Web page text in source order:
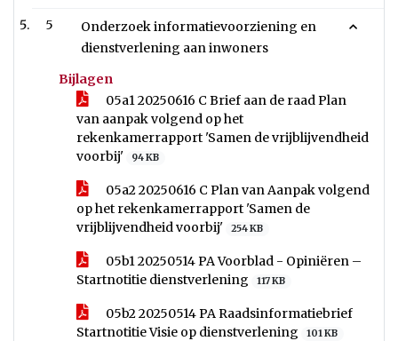
5
Onderzoek informatievoorziening en
dienstverlening aan inwoners
Bijlagen
05a1 20250616 C Brief aan de raad Plan
van aanpak volgend op het
rekenkamerrapport 'Samen de vrijblijvendheid
voorbij'
94 KB
05a2 20250616 C Plan van Aanpak volgend
op het rekenkamerrapport 'Samen de
vrijblijvendheid voorbij'
254 KB
05b1 20250514 PA Voorblad - Opiniëren –
Startnotitie dienstverlening
117 KB
05b2 20250514 PA Raadsinformatiebrief
Startnotitie Visie op dienstverlening
101 KB